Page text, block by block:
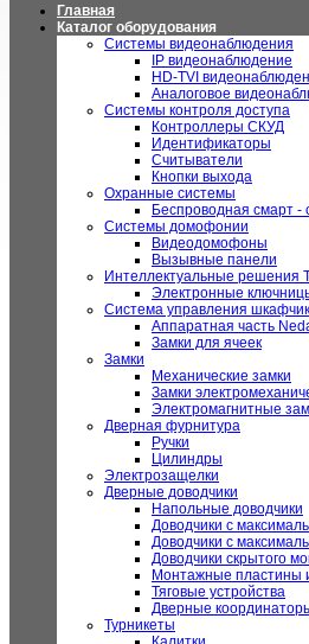
Главная
Каталог оборудования
Системы видеонаблюдения
IP видеонаблюдение
HD-TVI
Аналоговое
Системы контроля доступа
Контроллеры СКУД
Идентификаторы
Считыватели
Кнопки выхода
Охранные системы
Беспроводная смарт -
Системы домофонии
Видеодомофоны
Вызывные панели
Интеллектуальные решения
Электронные
Система управления
Аппаратная часть
Замки для ячеек
Замки
Механические замки
Замки
Электромагнитные
Дверная фурнитура
Ручки
Цилиндры
Электрозащелки
Дверные доводчики
Напольные доводчики
Доводчики с
Доводчики с
Доводчики скрытого
Монтажные пластины
Тяговые устройства
Дверные
Турникеты